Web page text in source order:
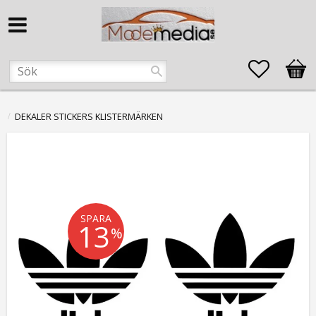
Favoriter
DEKALER STICKERS KLISTERMÄRKEN
SPARA
13%